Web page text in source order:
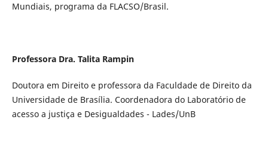
Mundiais, programa da FLACSO/Brasil.
Professora Dra. Talita Rampin
Doutora em Direito e professora da Faculdade de Direito da
Universidade de Brasília. Coordenadora do Laboratório de
acesso a justiça e Desigualdades - Lades/UnB